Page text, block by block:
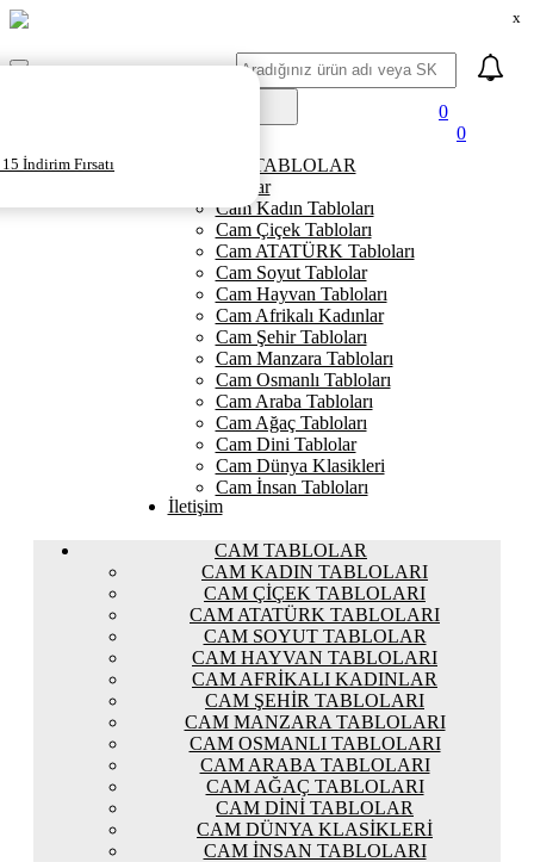
x
Mobil
Ara
İndirim Fırsatı
0
0
KANVAS TABLOLAR
Cam Tablolar
Cam Kadın Tabloları
Cam Çiçek Tabloları
Cam ATATÜRK Tabloları
Cam Soyut Tablolar
Cam Hayvan Tabloları
Cam Afrikalı Kadınlar
Cam Şehir Tabloları
Cam Manzara Tabloları
Cam Osmanlı Tabloları
Cam Araba Tabloları
Cam Ağaç Tabloları
Cam Dini Tablolar
Cam Dünya Klasikleri
Cam İnsan Tabloları
İletişim
CAM TABLOLAR
CAM KADIN TABLOLARI
CAM ÇIÇEK TABLOLARI
CAM ATATÜRK TABLOLARI
CAM SOYUT TABLOLAR
CAM HAYVAN TABLOLARI
CAM AFRIKALI KADINLAR
CAM ŞEHIR TABLOLARI
CAM MANZARA TABLOLARI
CAM OSMANLI TABLOLARI
CAM ARABA TABLOLARI
CAM AĞAÇ TABLOLARI
CAM DINI TABLOLAR
CAM DÜNYA KLASIKLERI
CAM İNSAN TABLOLARI